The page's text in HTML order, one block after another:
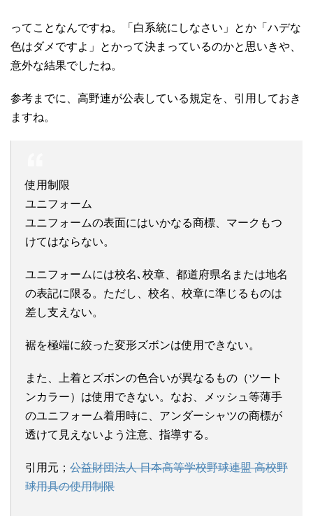
ってことなんですね。「白系統にしなさい」とか「ハデな
色はダメですよ」とかって決まっているのかと思いきや、
意外な結果でしたね。
参考までに、高野連が公表している規定を、引用しておき
ますね。
使用制限
ユニフォーム
ユニフォームの表面にはいかなる商標、マークもつ
けてはならない。
ユニフォームには校名､校章、都道府県名または地名
の表記に限る。ただし、校名、校章に準じるものは
差し支えない。
裾を極端に絞った変形ズボンは使用できない。
また、上着とズボンの色合いが異なるもの（ツート
ンカラー）は使用できない。なお、メッシュ等薄手
のユニフォーム着用時に、アンダーシャツの商標が
透けて見えないよう注意、指導する。
引用元； 公益財団法人 日本高等学校野球連盟 高校野
球用具の使用制限